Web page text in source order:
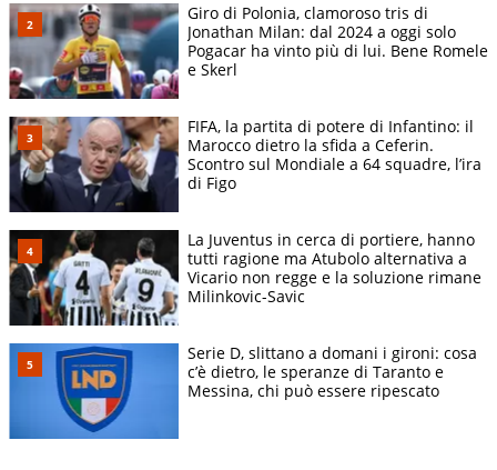
Giro di Polonia, clamoroso tris di
Jonathan Milan: dal 2024 a oggi solo
Pogacar ha vinto più di lui. Bene Romele
e Skerl
FIFA, la partita di potere di Infantino: il
Marocco dietro la sfida a Ceferin.
Scontro sul Mondiale a 64 squadre, l’ira
di Figo
La Juventus in cerca di portiere, hanno
tutti ragione ma Atubolo alternativa a
Vicario non regge e la soluzione rimane
Milinkovic-Savic
Serie D, slittano a domani i gironi: cosa
c’è dietro, le speranze di Taranto e
Messina, chi può essere ripescato